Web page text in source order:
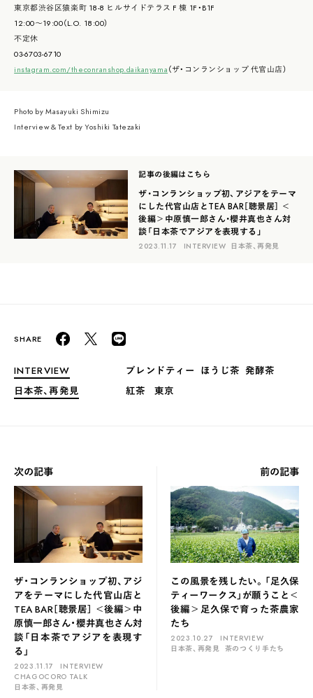
東京都渋谷区猿楽町 18-8 ヒルサイドテラス F 棟 1F・B1F
12:00～19:00（L.O. 18:00）
不定休
03-6703-6710
instagram.com/theconranshop.daikanyama（ザ・コンランショップ 代官山店）
Photo by Masayuki Shimizu
Interview & Text by Yoshiki Tatezaki
記事の後編はこちら
ザ・コンランショップ初、アジアをテーマ
にした代官山店とTEA BAR［聴景居］ ＜
後編＞中原慎一郎さん・櫻井真也さん対
談「日本茶でアジアを表現する」
2023.11.17 INTERVIEW 日本茶、再発見
INTERVIEW
日本茶、再発見
ブレンドティー ほうじ茶 発酵茶
紅茶
東京
次の記事
ザ・コンランショップ初、アジ
アをテーマにした代官山店と
TEA BAR［聴景居］ ＜後編＞中
原慎一郎さん・櫻井真也さん対
談「日本茶でアジアを表現す
る」
2023.11.17
INTERVIEW
CHAGOCORO TALK
日本茶、再発見
前の記事
この風景を残したい。「足久保
ティーワークス」が願うこと＜
後編＞足久保で育った茶農家
たち
2023.10.27
INTERVIEW
日本茶、再発見 茶のつくり手たち